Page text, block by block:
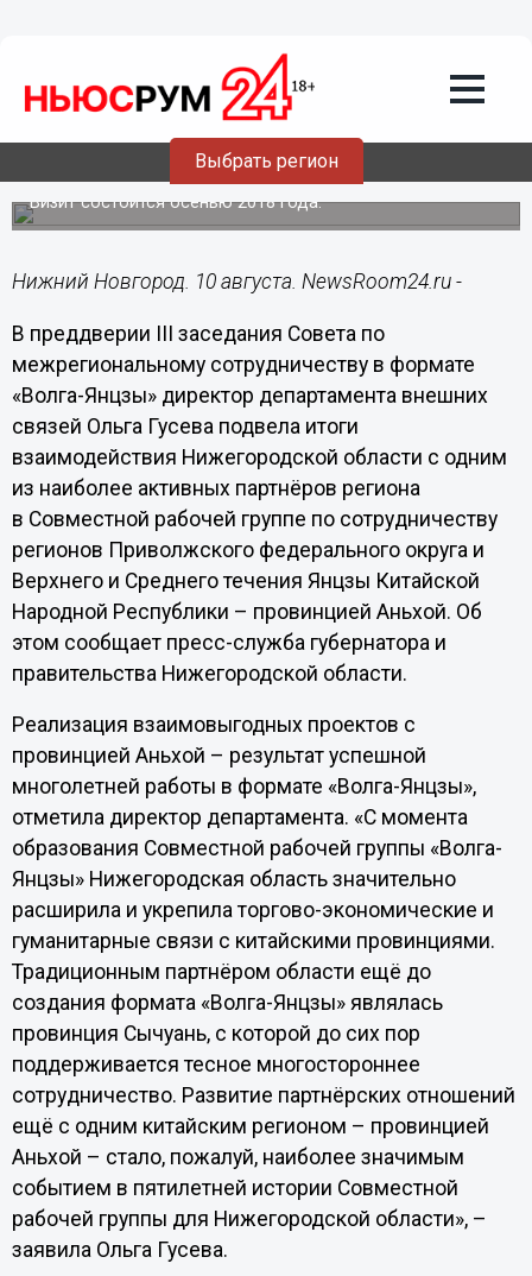
Выбрать регион
Крупная делегация китайской
провинции Аньхой посетит
Нижегородскую область
Визит состоится осенью 2018 года.
Нижний Новгород. 10 августа. NewsRoom24.ru -
В преддверии III заседания Совета по
межрегиональному сотрудничеству в формате
«Волга-Янцзы» директор департамента внешних
связей Ольга Гусева подвела итоги
взаимодействия Нижегородской области с одним
из наиболее активных партнёров региона
в Совместной рабочей группе по сотрудничеству
регионов Приволжского федерального округа и
Верхнего и Среднего течения Янцзы Китайской
Народной Республики – провинцией Аньхой. Об
этом сообщает пресс-служба губернатора и
правительства Нижегородской области.
Реализация взаимовыгодных проектов с
провинцией Аньхой – результат успешной
многолетней работы в формате «Волга-Янцзы»,
отметила директор департамента. «С момента
образования Совместной рабочей группы «Волга-
Янцзы» Нижегородская область значительно
расширила и укрепила торгово-экономические и
гуманитарные связи с китайскими провинциями.
Традиционным партнёром области ещё до
создания формата «Волга-Янцзы» являлась
провинция Сычуань, с которой до сих пор
поддерживается тесное многостороннее
сотрудничество. Развитие партнёрских отношений
ещё с одним китайским регионом – провинцией
Аньхой – стало, пожалуй, наиболее значимым
событием в пятилетней истории Совместной
рабочей группы для Нижегородской области», –
заявила Ольга Гусева.